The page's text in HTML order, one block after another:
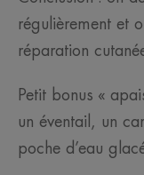
régulièrement et
réparation
Petit bonus «
un éventail, un
poche d’eau